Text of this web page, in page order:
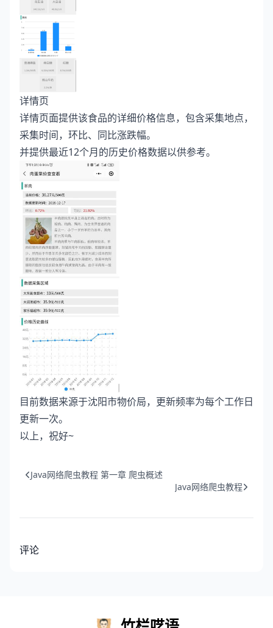
详情页
详情页面提供该食品的详细价格信息，包含采集地点，
采集时间，环比、同比涨跌幅。
并提供最近12个月的历史价格数据以供参考。
目前数据来源于沈阳市物价局，更新频率为每个工作日
更新一次。
以上，祝好~
Java网络爬虫教程 第一章 爬虫概述
Java网络爬虫教程
评论